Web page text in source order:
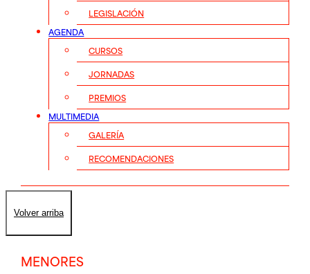
LEGISLACIÓN
AGENDA
CURSOS
JORNADAS
PREMIOS
MULTIMEDIA
GALERÍA
RECOMENDACIONES
Volver arriba
MENORES